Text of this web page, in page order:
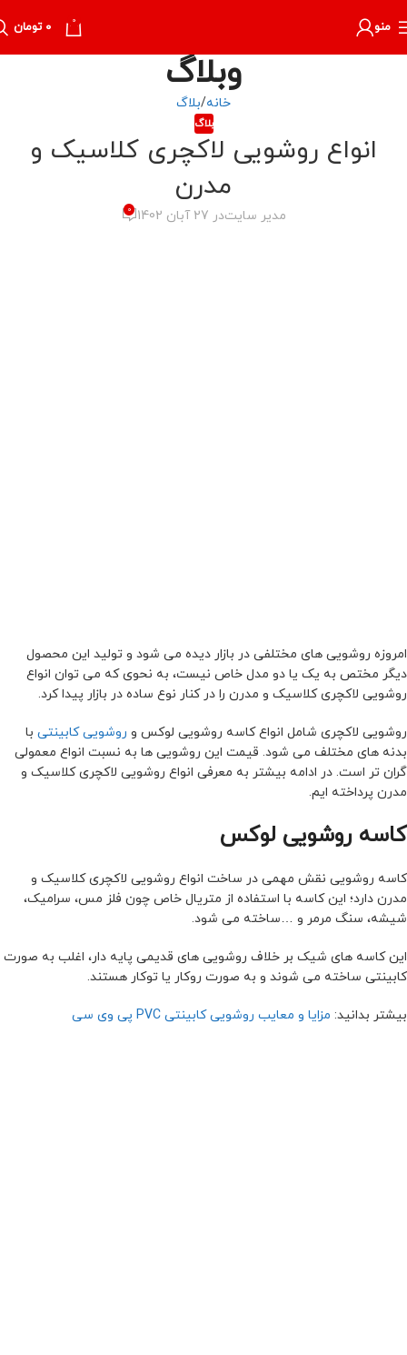
منو 0 ۰ تومان
وبلاگ
خانه بلاگ
بلاگ
انواع روشویی لاکچری کلاسیک و
مدرن
مدیر سایتدر 27 آبان 1402 0
امروزه روشویی های مختلفی در بازار دیده می شود و تولید این محصول
دیگر مختص به یک یا دو مدل خاص نیست، به نحوی که می توان انواع
روشویی لاکچری کلاسیک و مدرن را در کنار نوع ساده در بازار پیدا کرد.
روشویی لاکچری شامل انواع کاسه روشویی لوکس و روشویی کابینتی با
بدنه های مختلف می شود. قیمت این روشویی ها به نسبت انواع معمولی
گران تر است. در ادامه بیشتر به معرفی انواع روشویی لاکچری کلاسیک و
مدرن پرداخته ایم.
کاسه روشویی لوکس
کاسه روشویی نقش مهمی در ساخت انواع روشویی لاکچری کلاسیک و
مدرن دارد؛ این کاسه با استفاده از متریال خاص چون فلز مس، سرامیک،
شیشه، سنگ مرمر و …ساخته می شود.
این کاسه های شیک بر خلاف روشویی های قدیمی پایه دار، اغلب به صورت
کابینتی ساخته می شوند و به صورت روکار یا توکار هستند.
بیشتر بدانید: مزایا و معایب روشویی کابینتی PVC پی وی سی